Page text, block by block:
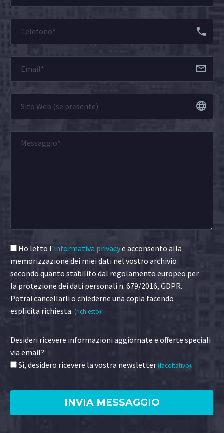
Ho letto l'informativa privacye acconsento alla
memorizzazione dei miei dati nel vostro archivio
secondo quanto stabilito dal regolamento europeo per
la protezione dei dati personali n. 679/2016, GDPR.
Potrai cancellarli o chiederne una copia facendo
esplicita richiesta. (richiesto)
Desideri ricevere informazioni aggiornate e offerte speciali
via email?
Sì, desidero ricevere la vostra newsletter(facoltativo).